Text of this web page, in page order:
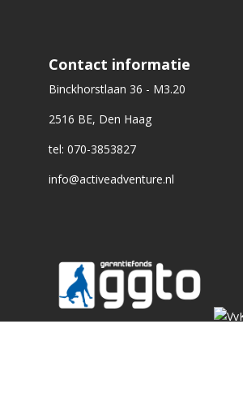
Contact informatie
Binckhorstlaan 36 - M3.20
2516 BE, Den Haag
tel: 070-3853827
info@activeadventure.nl